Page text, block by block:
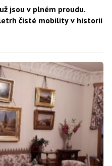
jsou v plném proudu.
čisté mobility v historii